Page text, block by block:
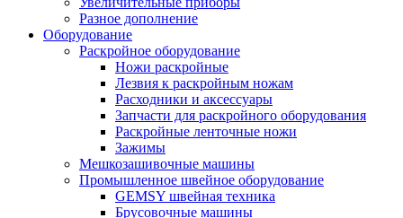
Разное дополнение
Оборудование
Раскройное оборудование
Ножи раскройные
Лезвия к раскройным ножам
Расходники и аксессуары
Запчасти для раскройного оборудования
Раскройные ленточные ножи
Зажимы
Мешкозашивочные машины
Промышленное швейное оборудование
GEMSY швейная техника
Брусовочные машины